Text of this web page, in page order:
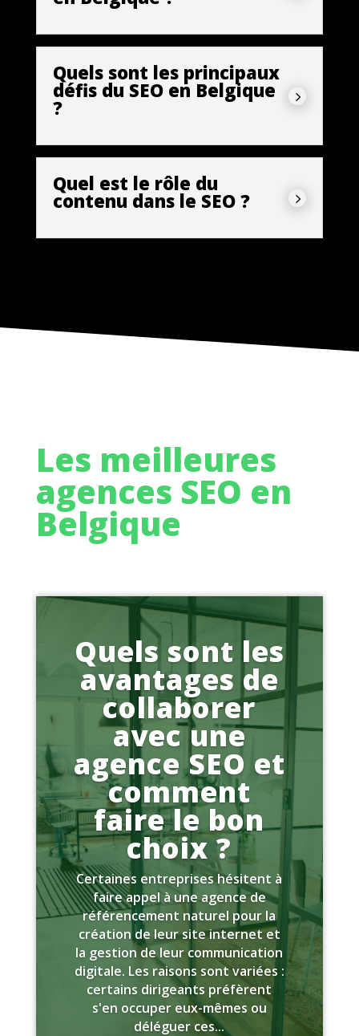
Quels sont les principaux
défis du SEO en Belgique
? 5
Quel est le rôle du
contenu dans le SEO ? 5
Les meilleures
agences SEO en
Belgique
Quels sont les
avantages de
collaborer
avec une
agence SEO et
comment
faire le bon
choix ?
Certaines entreprises hésitent à
faire appel à une agence de
référencement naturel pour la
création de leur site internet et
la gestion de leur communication
digitale. Les raisons sont variées :
certains dirigeants préfèrent
s'en occuper eux-mêmes ou
déléguer ces...